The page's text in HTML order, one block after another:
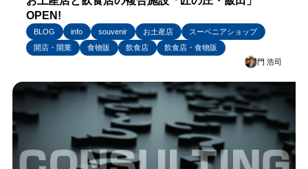
OPEN!
BLOG info souvenir お土産店
スーベニアショップ
開店・開業
食物販 飲食店
飲食店・食物販
門 浩司